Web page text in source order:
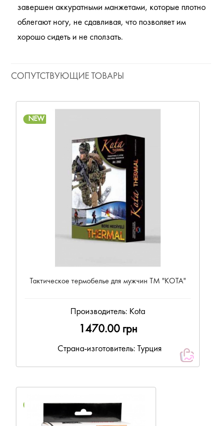
завершен аккуратными манжетами, которые плотно
облегают ногу, не сдавливая, что позволяет им
хорошо сидеть и не сползать.
СОПУТСТВУЮЩИЕ ТОВАРЫ
NEW
Тактическое термобелье для мужчин ТМ "КОТА"
Производитель: Kota
1470.00 грн
Страна-изготовитель: Турция
NEW